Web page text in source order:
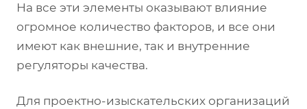
На все эти элементы оказывают влияние
огромное количество факторов, и все они
имеют как внешние, так и внутренние
регуляторы качества.
Для проектно-изыскательских организаций